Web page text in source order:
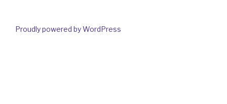
Proudly powered by WordPress